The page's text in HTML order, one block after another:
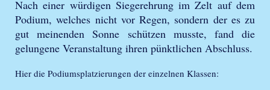
Nach einer würdigen Siegerehrung im Zelt auf dem
Podium, welches nicht vor Regen, sondern der es zu
gut meinenden Sonne schützen musste, fand die
gelungene Veranstaltung ihren pünktlichen Abschluss.
Hier die Podiumsplatzierungen der einzelnen Klassen: